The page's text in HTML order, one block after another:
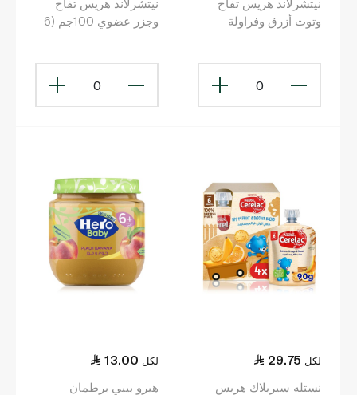
نيتشرلاند هريس تفاح
وتوت أزرق وفراولة
0
نيتشرلاند هريس تفاح
وجزر عضوي 100جم (6
0
29.75 لكل
نستله سيريلاك هريس
13.00 لكل
هيرو بيبي برطمان